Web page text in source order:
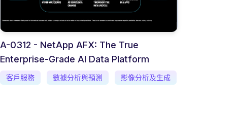
A-0312 - NetApp AFX: The True
Enterprise-Grade AI Data Platform
客戶服務 數據分析與預測 影像分析及生成